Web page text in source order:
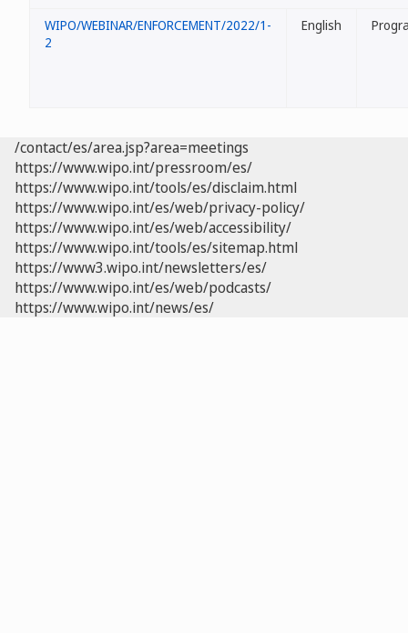
WIPO/WEBINAR/ENFORCEMENT/2022/1-
2
English
/contact/es/area.jsp?area=meetings
https://www.wipo.int/pressroom/es/
https://www.wipo.int/tools/es/disclaim.html
https://www.wipo.int/es/web/privacy-policy/
https://www.wipo.int/es/web/accessibility/
https://www.wipo.int/tools/es/sitemap.html
https://www3.wipo.int/newsletters/es/
https://www.wipo.int/es/web/podcasts/
https://www.wipo.int/news/es/